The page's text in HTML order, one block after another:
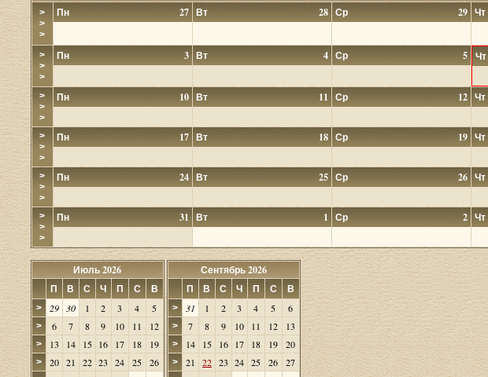
>
>
>
27
Пн 28
Вт 29
Ср Чт
>
>
>
3
Пн 4
Вт 5
Ср Чт
>
>
>
10
Пн 11
Вт 12
Ср Чт
>
>
>
17
Пн 18
Вт 19
Ср Чт
>
>
>
24
Пн 25
Вт 26
Ср Чт
>
>
>
31
Пн 1
Вт 2
Ср Чт
Июль 2026
П
В С Ч П С В
> 29 30 1 2 3 4 5
> 6 7 8 9 10 11 12
> 13 14 15 16 17 18 19
> 20 21 22 23 24 25 26
Сентябрь 2026
П
В С Ч П С В
> 31 1 2 3 4 5 6
> 7 8 9 10 11 12 13
> 14 15 16 17 18 19 20
> 21 22 23 24 25 26 27